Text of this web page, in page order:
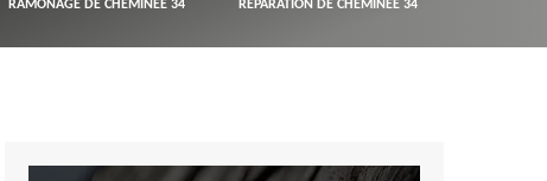
RAMONAGE DE CHEMINÉE 34 RÉPARATION DE CHEMINÉE 34